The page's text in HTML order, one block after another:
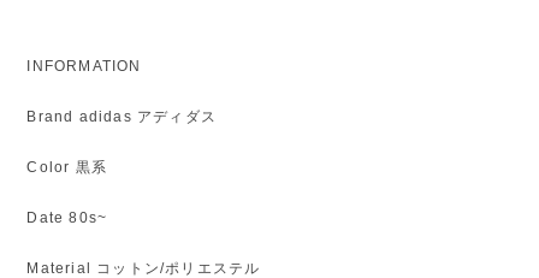
INFORMATION
Brand adidas アディダス
Color 黒系
Date 80s~
Material コットン/ポリエステル